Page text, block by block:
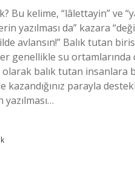
kelime, “lâlettayin” ve
yazılması da” kazara
avlansın!” Balık tutan
genellikle su
balık tutan insanlara
parayla